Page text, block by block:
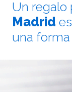
Un regalo
Madrid
una